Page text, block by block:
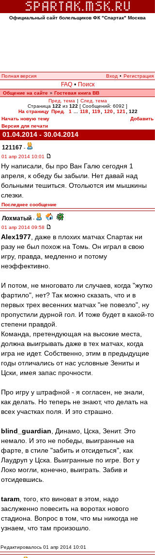
Официальный сайт болельщиков ФК "Спартак" Москва
Полная версия Вход • Регистрация
FAQ • Поиск
Общение на сайте » Гостевая книга ВВ
Пред. тема | След. тема
Страница 122 из 122 [ Сообщений: 6092 ]
На страницу Пред. 1 118 119 120 121
122
Начать новую тему
Добавить
Версия для печати
01.04.2014 - 30.04.2014
121167 -
01 апр 2014 10:01
Ну написали, бы про Ван Галю сегодня 1
апреля, к обеду бы забыли. Нет давай над
больными тешиться. Отольются им мышкины
слезки.
Последнее сообщение
Лохматый -
01 апр 2014 09:58
Alex1977 , даже в плохих матчах Спартак ни
разу не был похож на Томь. Он играл в свою
игру, правда, медленно и потому
неэффективно.
И потом, не многовато ли случаев, когда "жутко
фартило", нет? Так можно сказать, что и в
первых трех весенних матчах "не повезло", ну
пропустили дурной гол. И тоже будет в какой-то
степени правдой.
Команда, претендующая на высокие места,
должна выигрывать даже в тех матчах, когда
игра не идет. Собственно, этим в предыдущие
годы отличались от нас условные Зениты и
Цски, имея запас прочности.
Про игру у штрафной - я согласен, не знали,
как делать. Но теперь не знают, что делать на
всех участках поля. И это страшно.
blind_guardian , Динамо, Цска, Зенит. Это
немало. И это не победы, выигранные на
фарте, в стиле "забить и отсидеться", как
Лаудруп у Цска. Выигранные по игре. Вот у
Локо могли, конечно, выиграть. Забив и
отсидевшись.
taram , того, кто виноват в этом, надо
заслуженно повесить на воротах нового
стадиона. Вопрос в том, что мы никогда не
узнаем, что там произошло.
Редактировалось 01 апр 2014 10:01